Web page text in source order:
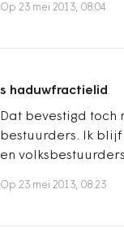
Op 23 mei 2013, 08:04
s haduwfractielid
Dat bevestigd toch
bestuurders. Ik
en
Op 23 mei 2013, 08:23